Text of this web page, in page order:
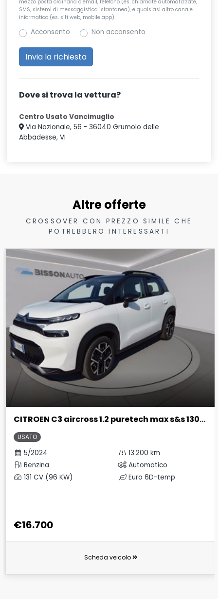
mezzo posta ordinaria o email, telefono (es. chiamate automatizzate,
SMS, sistemi di messaggistica istantanea), e qualsiasi altro canale
informatico (es. siti web, mobile app).
Acconsento Non acconsento
Dove si trova la vettura?
Centro Usato Vancimuglio
Via Nazionale, 56 - 36040 Grumolo delle
Abbadesse, VI
Altre offerte
CROSSOVER CON PREZZO SIMILE CHE
POTREBBERO INTERESSARTI
CITROEN C3 aircross 1.2 puretech max s&s 130cv eat6
USATO
5/2024
13.200 km
Benzina
Automatico
131 CV (96 KW)
Euro 6D-temp
€16.700
Scheda veicolo